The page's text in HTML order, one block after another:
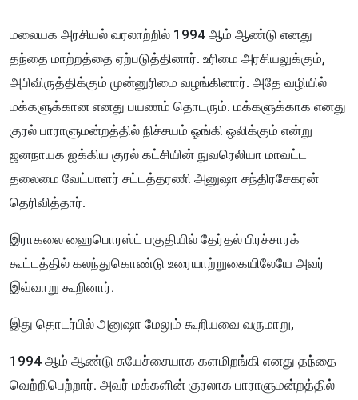
மலையக அரசியல் வரலாற்றில் 1994 ஆம் ஆண்டு எனது
தந்தை மாற்றத்தை ஏற்படுத்தினார். உரிமை அரசியலுக்கும்,
அபிவிருத்திக்கும் முன்னுரிமை வழங்கினார். அதே வழியில்
மக்களுக்கான எனது பயணம் தொடரும். மக்களுக்காக எனது
குரல் பாராளுமன்றத்தில் நிச்சயம் ஓங்கி ஒலிக்கும் என்று
ஜனநாயக ஐக்கிய குரல் கட்சியின் நுவரெலியா மாவட்ட
தலைமை வேட்பாளர் சட்டத்தரணி அனுஷா சந்திரசேகரன்
தெரிவித்தார்.
இராகலை ஹைபொரஸ்ட் பகுதியில் தேர்தல் பிரச்சாரக்
கூட்டத்தில் கலந்துகொண்டு உரையாற்றுகையிலேயே அவர்
இவ்வாறு கூறினார்.
இது தொடர்பில் அனுஷா மேலும் கூறியவை வருமாறு,
1994 ஆம் ஆண்டு சுயேச்சையாக களமிறங்கி எனது தந்தை
வெற்றிபெற்றார். அவர் மக்களின் குரலாக பாராளுமன்றத்தில்